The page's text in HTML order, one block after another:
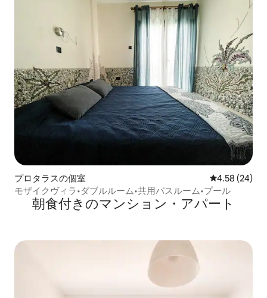
プロタラスの個室 レビュー24
4.58 (24)
モザイクヴィラ•ダブルルーム•共用バスルーム•プール
朝食付きのマンション・アパート